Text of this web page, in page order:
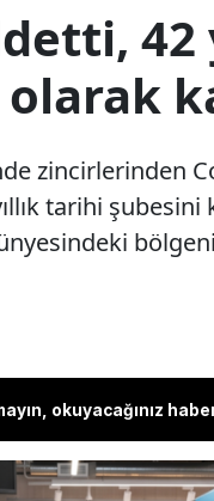
olarak
zincirlerinden
tarihi
okuyacağınız